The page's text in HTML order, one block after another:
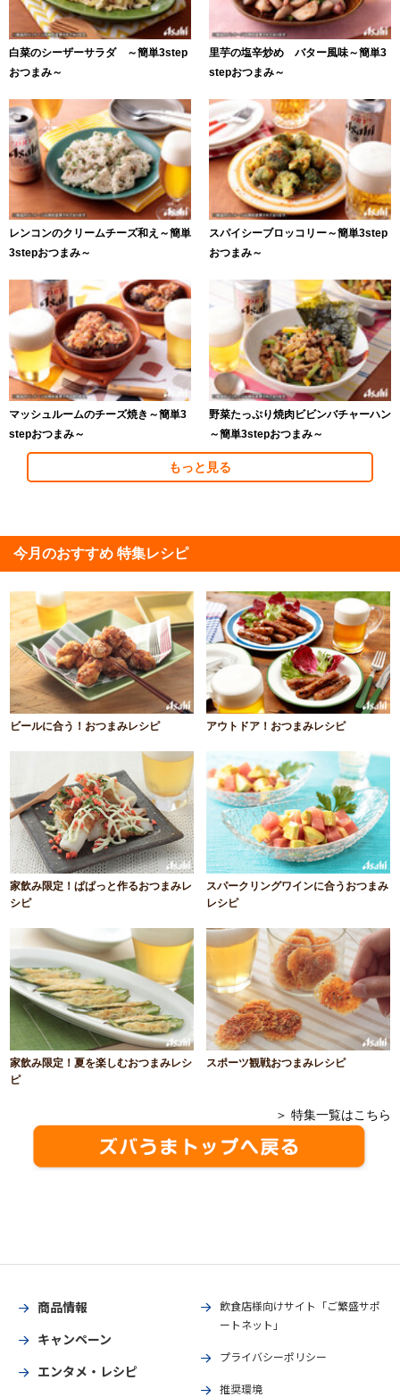
白菜のシーザーサラダ ～簡単3step
おつまみ～
里芋の塩辛炒め バター風味～簡単3
stepおつまみ～
レンコンのクリームチーズ和え～簡単
3stepおつまみ～
スパイシーブロッコリー～簡単3step
おつまみ～
マッシュルームのチーズ焼き～簡単3
stepおつまみ～
野菜たっぷり焼肉ビビンバチャーハン
～簡単3stepおつまみ～
もっと見る
今月のおすすめ 特集レシピ
ビールに合う！おつまみレシピ アウトドア！おつまみレシピ
家飲み限定！ぱぱっと作るおつまみレ
シピ
スパークリングワインに合うおつまみ
レシピ
家飲み限定！夏を楽しむおつまみレシ
ピ
スポーツ観戦おつまみレシピ
＞ 特集一覧はこちら
商品情報
キャンペーン
エンタメ・レシピ
飲食店様向けサイト「ご繁盛サポ
ートネット」
プライバシーポリシー
推奨環境